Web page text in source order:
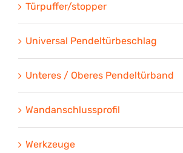
Türpuffer/stopper
Universal Pendeltürbeschlag
Unteres / Oberes Pendeltürband
Wandanschlussprofil
Werkzeuge